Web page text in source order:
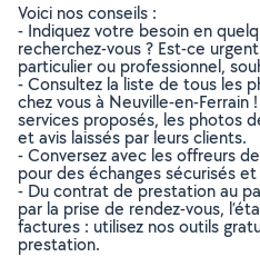
Voici nos conseils :
- Indiquez votre besoin en
recherchez-vous ? Est-ce
particulier ou professionnel,
- Consultez la liste de tous les
chez vous à Neuville-en-Ferrain
services proposés, les photos
et avis laissés par leurs clients.
- Conversez avec les offreurs
pour des échanges sécurisés
- Du contrat de prestation au
par la prise de rendez-vous,
factures : utilisez nos outils
prestation.